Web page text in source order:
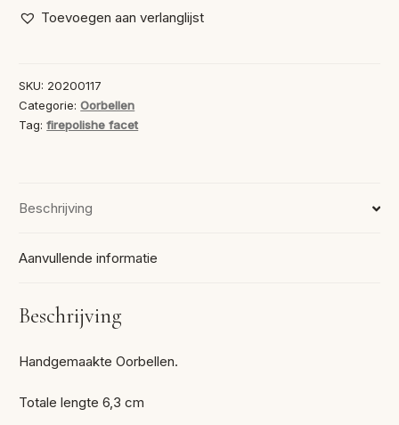
CairoToevoegen aan verlanglijst
SKU: 20200117
Categorie:Oorbellen
Tag:firepolishe facet
Beschrijving
Aanvullende informatie
Beschrijving
Handgemaakte Oorbellen.
Totale lengte 6,3 cm